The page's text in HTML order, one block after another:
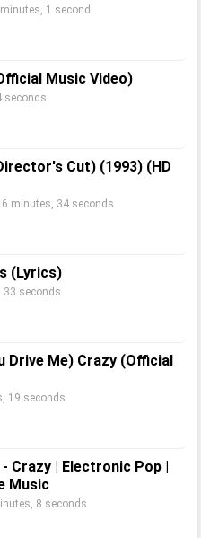
1 second
Music Video)
seconds
Cut) (1993) (HD
minutes, 34 seconds
(Lyrics)
33 seconds
Drive Me) Crazy (Official
19 seconds
- Crazy | Electronic Pop |
Music
8 seconds